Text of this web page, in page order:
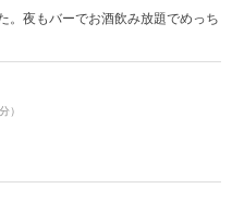
。夜もバーでお酒飲み放題でめっち
）